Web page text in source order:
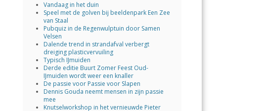
Vandaag in het duin
Speel met de golven bij beeldenpark Een Zee
van Staal
Pubquiz in de Regenwulptuin door Samen
Velsen
Dalende trend in strandafval verbergt
dreiging plasticvervuiling
Typisch IJmuiden
Derde editie Buurt Zomer Feest Oud-
IJmuiden wordt weer een knaller
De passie voor Passie voor Slapen
Dennis Gouda neemt mensen in zijn passie
mee
Knutselworkshop in het vernieuwde Pieter